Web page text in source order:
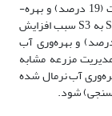
حساسیت مدل AquaCrop نسبت به شاخص برداشت (19 درصد) و بهره-
وری آب نرمال شده (15 درصد) و افزایش شوری از S1 به S3 سبب افزایش
این مدل نسبت به شاخص برداشت (42 درصد) و بهره‌وری آب
مدیریت مزرعه مشابه
آب نرمال شده
شود.